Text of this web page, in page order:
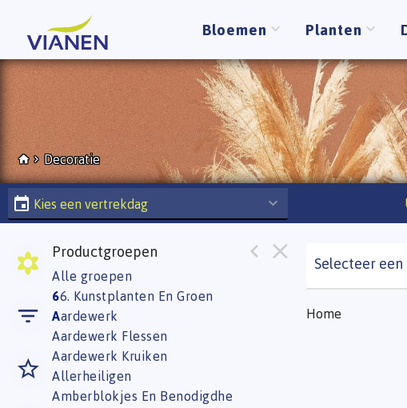
Bloemen Planten
Decoratie
Kies een vertrekdag
Productgroepen
Alle groepen
66. Kunstplanten En Groen
Aardewerk
Aardewerk Flessen
Aardewerk Kruiken
Allerheiligen
Amberblokjes En Benodigdhe
Selecteer
Home